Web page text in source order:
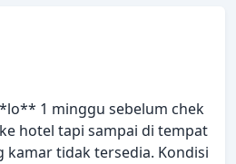
1 minggu sebelum chek
hotel tapi sampai di tempat
kamar tidak tersedia. Kondisi